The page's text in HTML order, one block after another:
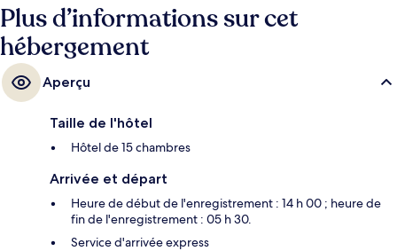
Plus d’informations sur cet
hébergement
Aperçu
Taille de l'hôtel
Hôtel de 15 chambres
Arrivée et départ
Heure de début de l'enregistrement : 14 h 00 ; heure de
fin de l'enregistrement : 05 h 30.
Service d'arrivée express